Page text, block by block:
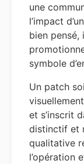
une
l’impact
bien pensé,
symbole
Un patch
et s’inscrit
distinctif et
qualitative
l’opération